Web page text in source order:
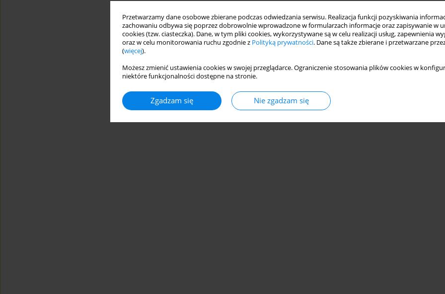
Przetwarzamy dane osobowe zbierane podczas odwiedzania serwisu. Realizacja funkcji pozyskiwania
zachowaniu odbywa się poprzez dobrowolnie wprowadzone w formularzach informacje oraz zapisywanie w
cookies (tzw. ciasteczka). Dane, w tym pliki cookies, wykorzystywane są w celu realizacji usług, zapewnienia
oraz w celu monitorowania ruchu zgodnie z Polityką prywatności. Dane są także zbierane i przetwarzane
(więcej).
Możesz zmienić ustawienia cookies w swojej przeglądarce. Ograniczenie stosowania plików cookies w
niektóre funkcjonalności dostępne na stronie.
Zgadzam się Nie zgadzam się